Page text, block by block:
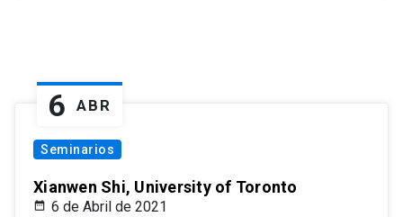
6 ABR
Seminarios
Xianwen Shi, University of Toronto
6 de Abril de 2021